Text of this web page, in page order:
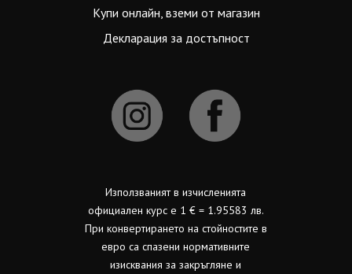
Купи онлайн, вземи от магазин
Декларация за достъпност
Използваният в изчисленията
официален курс е 1 € = 1.95583 лв.
При конвертирането на стойностите в
евро са спазени нормативните
изисквания за закръгляне и